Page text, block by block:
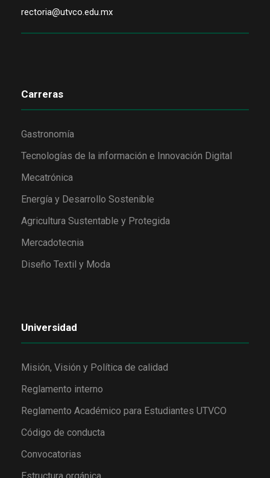
rectoria@utvco.edu.mx
Carreras
Gastronomía
Tecnologías de la información e Innovación Digital
Mecatrónica
Energía y Desarrollo Sostenible
Agricultura Sustentable y Protegida
Mercadotecnia
Diseño Textil y Moda
Universidad
Misión, Visión y Política de calidad
Reglamento interno
Reglamento Académico para Estudiantes UTVCO
Código de conducta
Convocatorias